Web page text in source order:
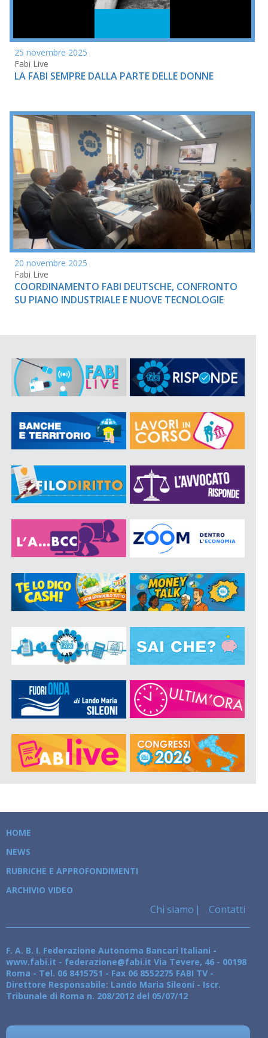
25 novembre 2025
Fabi Live
LA FABI SEMPRE DALLA PARTE DELLE DONNE
20 novembre 2025
Fabi Live
COORDINAMENTO FABI DEUTSCHE, CONFRONTO
SU PIANO INDUSTRIALE E NUOVE TECNOLOGIE
HOME
NEWS
RUBRICHE E APPROFONDIMENTI
ARCHIVIO VIDEO
Chi siamo Contatti
F. A. B. I. Federazione Autonoma Bancari Italiani -
www.fabi.it - federazione@fabi.it Via Tevere, 46 - 00198
Roma - Tel. 06 8415751 - Fax 06 8552275 FABI TV -
Direttore Responsabile: Lando Maria Sileoni - Iscr.
Tribunale di Roma n. 208/2012 del 05/07/12